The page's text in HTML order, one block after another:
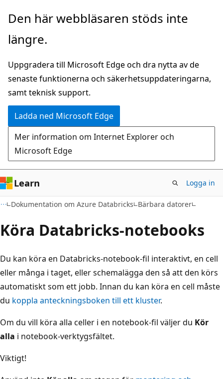
Hoppa
huvudinnehåll
Den här webbläsaren stöds inte
längre.
Uppgradera till Microsoft Edge och dra nytta av de
senaste funktionerna och säkerhetsuppdateringarna,
samt teknisk support.
Ladda ned Microsoft Edge
Mer information om Internet Explorer och
Microsoft Edge
Learn Logga in
Dokumentation om Azure Databricks Bärbara datorer
Köra Databricks-notebooks
Du kan köra en Databricks-notebook-fil interaktivt, en cell
eller många i taget, eller schemalägga den så att den körs
automatiskt som ett jobb. Innan du kan köra en cell måste
du koppla anteckningsboken till ett kluster.
Om du vill köra alla celler i en notebook-fil väljer du Kör
alla i notebook-verktygsfältet.
Viktigt!